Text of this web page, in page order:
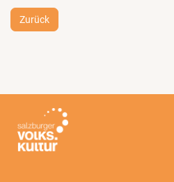
Zurück